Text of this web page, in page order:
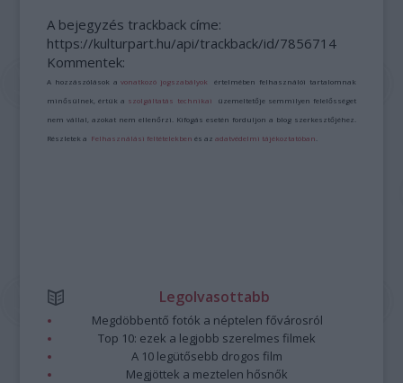
A bejegyzés trackback címe:
https://kulturpart.hu/api/trackback/id/7856714
Kommentek:
A hozzászólások avonatkozó jogszabályok értelmében felhasználói tartalomnak
minősülnek, értük a szolgáltatás technikai üzemeltetője semmilyen felelősséget
nem vállal, azokat nem ellenőrzi. Kifogás esetén forduljon a blog szerkesztőjéhez.
Részletek a Felhasználási feltételekben és azadatvédelmi tájékoztatóban
Legolvasottabb
Megdöbbentő fotók a néptelen fővárosról
Top 10: ezek a legjobb szerelmes filmek
A 10 legütősebb drogos film
Megjöttek a meztelen hősnők